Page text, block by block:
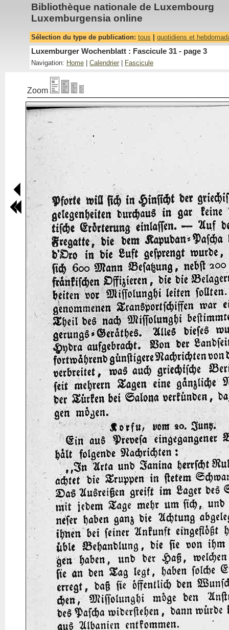
Bibliothèque nationale de Luxembourg
Luxemburgensia online
Sélection du type de publication: tous quotidiens et
Luxemburger Wochenblatt : Fascicule 31 - page 3
Navigation: Home Calendrier Fascicule
Zoom